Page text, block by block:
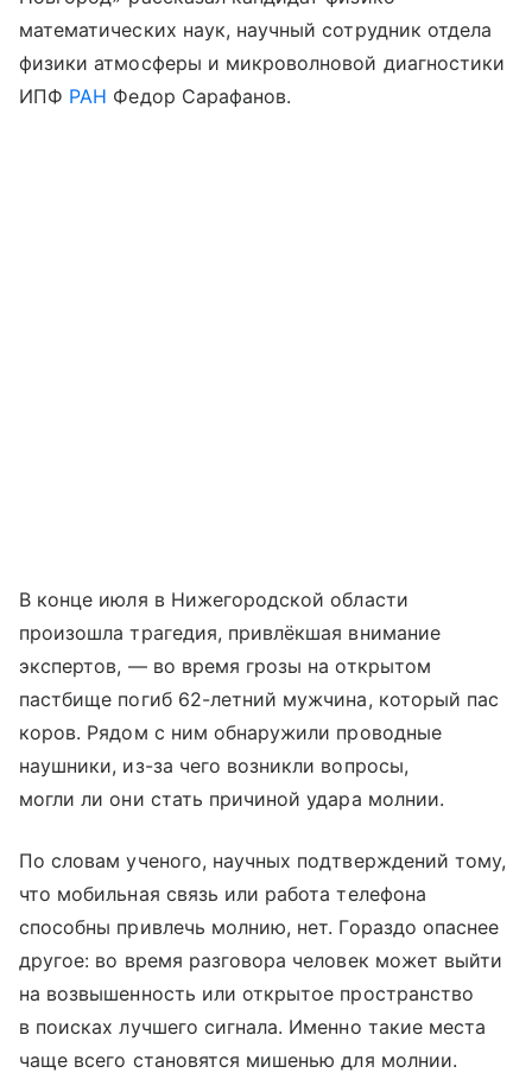
математических наук, научный сотрудник отдела
физики атмосферы и микроволновой диагностики
ИПФ РАН Федор Сарафанов.
В конце июля в Нижегородской области
произошла трагедия, привлёкшая внимание
экспертов, — во время грозы на открытом
пастбище погиб 62-летний мужчина, который пас
коров. Рядом с ним обнаружили проводные
наушники, из-за чего возникли вопросы,
могли ли они стать причиной удара молнии.
По словам ученого, научных подтверждений тому,
что мобильная связь или работа телефона
способны привлечь молнию, нет. Гораздо опаснее
другое: во время разговора человек может выйти
на возвышенность или открытое пространство
в поисках лучшего сигнала. Именно такие места
чаще всего становятся мишенью для молнии.